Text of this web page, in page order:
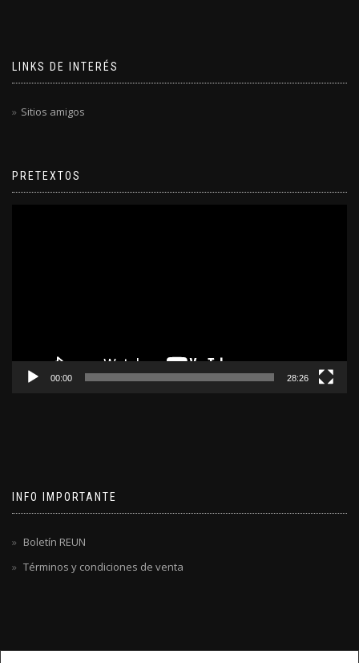
LINKS DE INTERÉS
Sitios amigos
PRETEXTOS
00:00 28:26
INFO IMPORTANTE
Boletín REUN
Términos y condiciones de venta